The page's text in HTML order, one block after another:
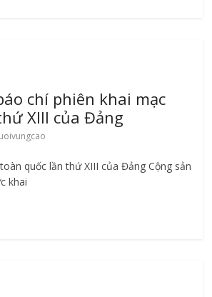
chí phiên khai mạc
XIII của Đảng
quốc lần thứ XIII của Đảng Cộng sản
khai